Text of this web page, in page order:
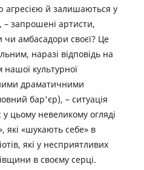
агресією й залишаються у
– запрошені артисти,
чи амбасадори своєї? Це
наразі відповідь на
культурної
драматичними
бар'єр), – ситуація
цьому невеликому огляді
які «шукають себе» в
які у несприятливих
в своєму серці.